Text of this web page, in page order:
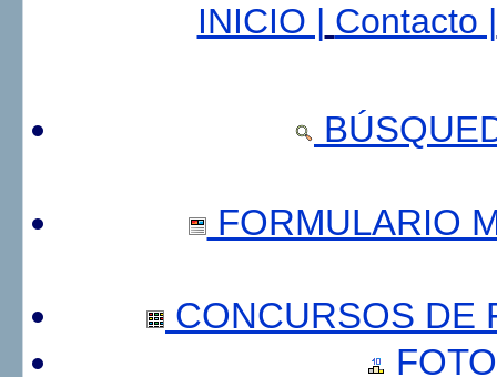
INICIO | Contacto |
FORMULARIO
CONCURSOS DE